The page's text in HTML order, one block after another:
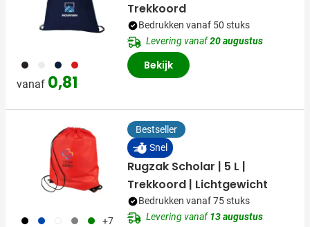
001 536 008
vanaf 0,81
Trekkoord
Bedrukken vanaf 50 stuks
Levering vanaf20 augustus
Bekijk
001 023 002 003 004 +7
Bestseller
Snel
Rugzak Scholar | 5 L |
Trekkoord | Lichtgewicht
Bedrukken vanaf 75 stuks
Levering vanaf13 augustus